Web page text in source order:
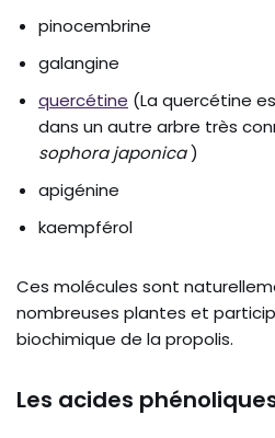
pinocembrine
galangine
quercétine (La quercétine
dans un autre arbre très
sophora japonica)
apigénine
kaempférol
Ces molécules sont
nombreuses plantes et
biochimique de la propolis.
Les acides